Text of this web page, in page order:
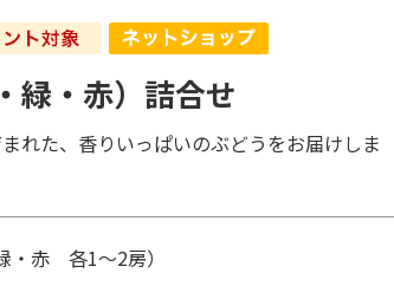
緑・赤）詰合せ
れた、香りいっぱいのぶどうをお届けしま
緑・赤 各1～2房）